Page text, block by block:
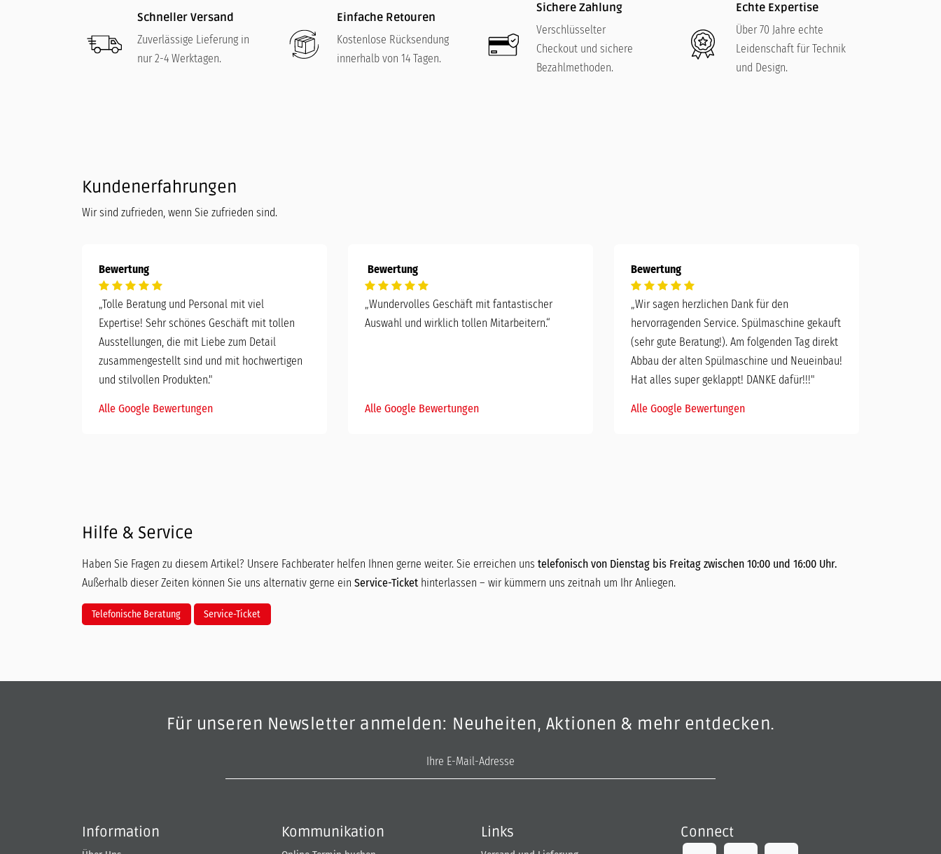
Schneller Versand
Zuverlässige Lieferung in
nur 2-4 Werktagen.
Einfache Retouren
Kostenlose Rücksendung
innerhalb von 14 Tagen.
Sichere Zahlung
Verschlüsselter
Checkout und sichere
Bezahlmethoden.
Echte Expertise
Über 70 Jahre echte
Leidenschaft für Technik
und Design.
Kundenerfahrungen
Wir sind zufrieden, wenn Sie zufrieden sind.
Bewertung
„Tolle Beratung und Personal mit viel
Expertise! Sehr schönes Geschäft mit tollen
Ausstellungen, die mit Liebe zum Detail
zusammengestellt sind und mit hochwertigen
und stilvollen Produkten."
Alle Google Bewertungen
Bewertung
„Wundervolles Geschäft mit fantastischer
Auswahl und wirklich tollen Mitarbeitern.“
Alle Google Bewertungen
Bewertung
„Wir sagen herzlichen Dank für den
hervorragenden Service. Spülmaschine gekauft
(sehr gute Beratung!). Am folgenden Tag direkt
Abbau der alten Spülmaschine und Neueinbau!
Hat alles super geklappt! DANKE dafür!!!"
Alle Google Bewertungen
Hilfe & Service
Haben Sie Fragen zu diesem Artikel? Unsere Fachberater helfen Ihnen gerne weiter. Sie erreichen uns telefonisch von Dienstag bis Freitag zwischen 10:00 und 16:00 Uhr.
Außerhalb dieser Zeiten können Sie uns alternativ gerne ein Service-Ticket hinterlassen – wir kümmern uns zeitnah um Ihr Anliegen.
Telefonische Beratung Service-Ticket
Für unseren Newsletter anmelden: Neuheiten, Aktionen & mehr entdecken.
Information Kommunikation Links Connect